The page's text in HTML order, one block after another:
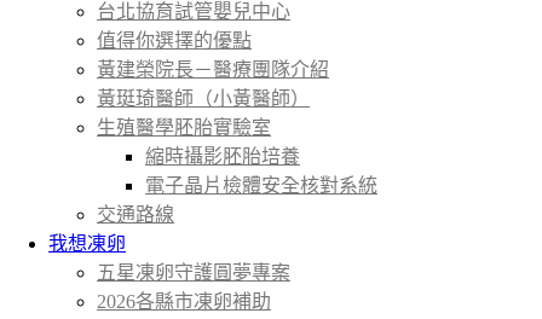
台北協育試管嬰兒中心
值得你選擇的優點
黃建榮院長－醫療團隊介紹
黃珽琦醫師（小黃醫師）
生殖醫學胚胎實驗室
縮時攝影胚胎培養
電子晶片檢體安全核對系統
交通路線
我想凍卵
五星凍卵守護圓夢專案
2026各縣市凍卵補助